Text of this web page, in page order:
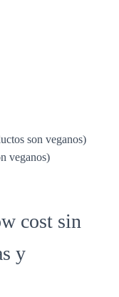
son veganos)
veganos)
cost sin
y